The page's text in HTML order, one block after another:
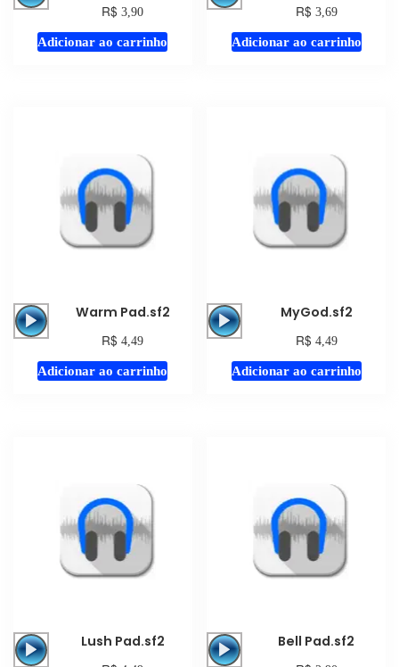
áudio
R$ 3,90
Adicionar ao carrinho
áudio
R$ 3,69
Adicionar ao carrinho
Tocador
áudio
Warm Pad.sf2
R$ 4,49
Adicionar ao carrinho
Tocador
áudio
MyGod.sf2
R$ 4,49
Adicionar ao carrinho
Tocador
Lush Pad.sf2
Tocador
Bell Pad.sf2